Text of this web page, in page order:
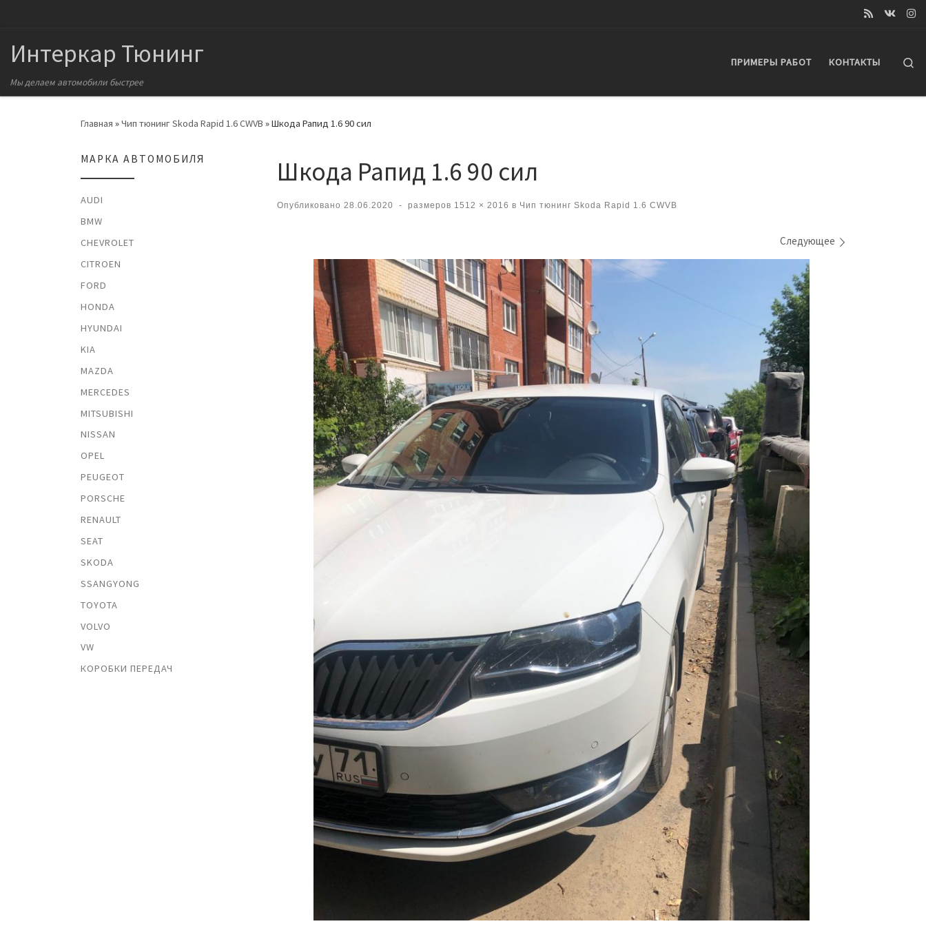
Интеркар Тюнинг
Мы делаем автомобили быстрее
ПРИМЕРЫ РАБОТ КОНТАКТЫ
Главная »Чип тюнинг Skoda Rapid 1.6 CWVB »Шкода Рапид 1.6 90 сил
Шкода Рапид 1.6 90 сил
Опубликовано 28.06.2020 - размеров 1512 × 2016 в Чип тюнинг Skoda Rapid 1.6 CWVB
Следующее
МАРКА АВТОМОБИЛЯ
AUDI
BMW
CHEVROLET
CITROEN
FORD
HONDA
HYUNDAI
KIA
MAZDA
MERCEDES
MITSUBISHI
NISSAN
OPEL
PEUGEOT
PORSCHE
RENAULT
SEAT
SKODA
SSANGYONG
TOYOTA
VOLVO
VW
КОРОБКИ ПЕРЕДАЧ